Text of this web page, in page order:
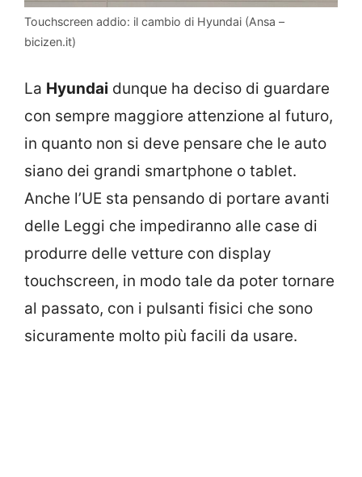
Touchscreen addio: il cambio di Hyundai (Ansa –
bicizen.it)
La Hyundai dunque ha deciso di guardare
con sempre maggiore attenzione al futuro,
in quanto non si deve pensare che le auto
siano dei grandi smartphone o tablet.
Anche l’UE sta pensando di portare avanti
delle Leggi che impediranno alle case di
produrre delle vetture con display
touchscreen, in modo tale da poter tornare
al passato, con i pulsanti fisici che sono
sicuramente molto più facili da usare.